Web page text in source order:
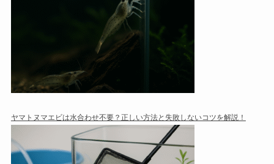
ヤマトヌマエビは水合わせ不要？正しい方法と失敗しないコツを解説！